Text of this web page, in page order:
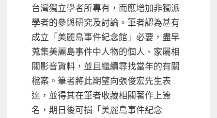
台灣獨立學者所專有，而應增加非獨派
學者的參與研究及討論。筆者認為甚有
成立「美麗島事件紀念館」必要，盡早
蒐集美麗島事件中人物的個人、家屬相
關影音資料，並且繼續尋找當年的有關
檔案。筆者將此期望向張俊宏先生表
達，並得其在筆者收藏相關著作上簽
名，期日後可捐「美麗島事件紀念